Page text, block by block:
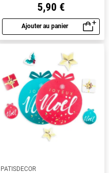
5,90 €
Ajouter au panier
Aperçu rapide
PATISDECOR